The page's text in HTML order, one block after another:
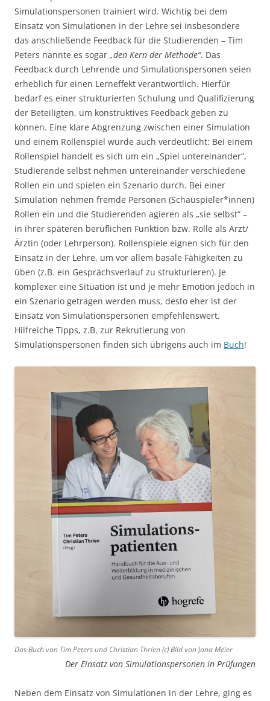
Simulationspersonen trainiert wird. Wichtig bei dem
Einsatz von Simulationen in der Lehre sei insbesondere
das anschließende Feedback für die Studierenden – Tim
Peters nannte es sogar „den Kern der Methode“. Das
Feedback durch Lehrende und Simulationspersonen seien
erheblich für einen Lerneffekt verantwortlich. Hierfür
bedarf es einer strukturierten Schulung und Qualifizierung
der Beteiligten, um konstruktives Feedback geben zu
können. Eine klare Abgrenzung zwischen einer Simulation
und einem Rollenspiel wurde auch verdeutlicht: Bei einem
Rollenspiel handelt es sich um ein „Spiel untereinander“,
Studierende selbst nehmen untereinander verschiedene
Rollen ein und spielen ein Szenario durch. Bei einer
Simulation nehmen fremde Personen (Schauspieler*innen)
Rollen ein und die Studierenden agieren als „sie selbst“ –
in ihrer späteren beruflichen Funktion bzw. Rolle als Arzt/
Ärztin (oder Lehrperson). Rollenspiele eignen sich für den
Einsatz in der Lehre, um vor allem basale Fähigkeiten zu
üben (z.B. ein Gesprächsverlauf zu strukturieren). Je
komplexer eine Situation ist und je mehr Emotion jedoch in
ein Szenario getragen werden muss, desto eher ist der
Einsatz von Simulationspersonen empfehlenswert.
Hilfreiche Tipps, z.B. zur Rekrutierung von
Simulationspersonen finden sich übrigens auch im Buch!
Das Buch von Tim Peters und Christian Thrien (c) Bild von Jana Meier
Der Einsatz von Simulationspersonen in Prüfungen
Neben dem Einsatz von Simulationen in der Lehre, ging es